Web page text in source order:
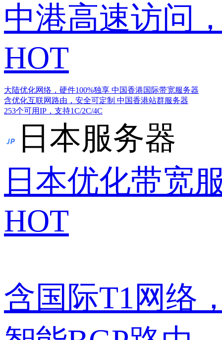
中港高速访问
HOT
大陆优化网络，硬件100%独享 中国香港国际带宽服务器
含优化互联网路由，安全可定制 中国香港站群服务器
253个可用IP，支持1C/2C/4C
日本服务器
日本优化带宽
HOT
含国际T1网络